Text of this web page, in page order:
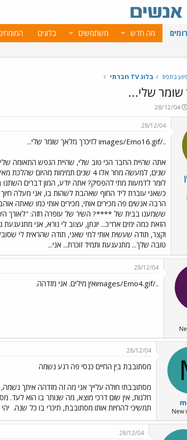
מה חדש משתמשים בלוגים
בתפוז בלוג TV חברתי
שומר שלי...
פ
ו
28/12/04
28/12/04
../images/Emo16.gif לזיכרך מלאך שומר שלי...
לומר לדמעות מתי להפסיק? אתה יודע, המון דברים
כשאני עוברת ליד החוף שאהבת לשהות בו, אני מעלה
הרבה אנשים פה מכירים אותי, מכירים אותי כמו שאתה
ששמענו בבית של ****? השיר של עופרה חזה: "לאורך
הזאת כמה ימים אח"כ... יונתן, עצוב לי נורא, אני מתגעגעת
וקצר, תודה שעשית אותי למי שאני, תודה שהראית לי
טובה שלך... מתגעגעת ותמיד זוכרת... אני...
28/12/04
../images/Emo4.gifאין מילים. אני מזדהה.
New
28/12/04
מסתובבת בין החיים כנסי פה רגע נשמה
מסתובבת! חולה עלייך אני מה זה מזדהה איתך
חלנות, אין שום דרכי מוצא, מה שנותר בו הוא לעד.
תמשיכי להחיות אותו מסתובבת, תיכרי בו כל שנה.
28/12/04